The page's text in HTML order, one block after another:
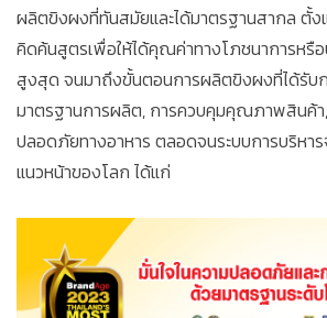
ผลิตขิงผงที่ทันสมัยและได้มาตรฐานสากล ตั้
คิดค้นสูตรเพื่อให้ได้คุณค่าทางโภชนาการหรื
สูงสุด จนมาถึงขั้นตอนการผลิตขิงผงที่ได้รั
มาตรฐานการผลิต, การควบคุมคุณภาพสินค้า
ปลอดภัยทางอาหาร ตลอดจนระบบการบริหา
แนวหน้าของโลก ได้แก่